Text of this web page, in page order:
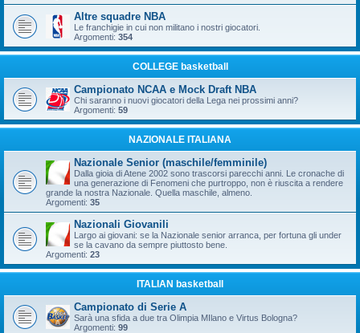
Altre squadre NBA
Le franchigie in cui non militano i nostri giocatori.
Argomenti: 354
COLLEGE basketball
Campionato NCAA e Mock Draft NBA
Chi saranno i nuovi giocatori della Lega nei prossimi anni?
Argomenti: 59
NAZIONALE ITALIANA
Nazionale Senior (maschile/femminile)
Dalla gioia di Atene 2002 sono trascorsi parecchi anni. Le cronache di
una generazione di Fenomeni che purtroppo, non è riuscita a rendere
grande la nostra Nazionale. Quella maschile, almeno.
Argomenti: 35
Nazionali Giovanili
Largo ai giovani: se la Nazionale senior arranca, per fortuna gli under
se la cavano da sempre piuttosto bene.
Argomenti: 23
ITALIAN basketball
Campionato di Serie A
Sarà una sfida a due tra Olimpia MIlano e Virtus Bologna?
Argomenti: 99